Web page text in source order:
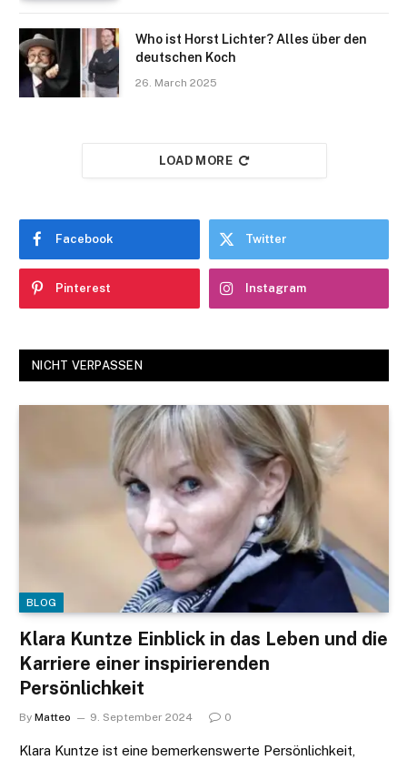
Who ist Horst Lichter? Alles über den
deutschen Koch
26. March 2025
LOAD MORE
Facebook Twitter
Pinterest Instagram
NICHT VERPASSEN
BLOG
Klara Kuntze Einblick in das Leben und die
Karriere einer inspirierenden
Persönlichkeit
By Matteo 9. September 2024 0
Klara Kuntze ist eine bemerkenswerte Persönlichkeit,